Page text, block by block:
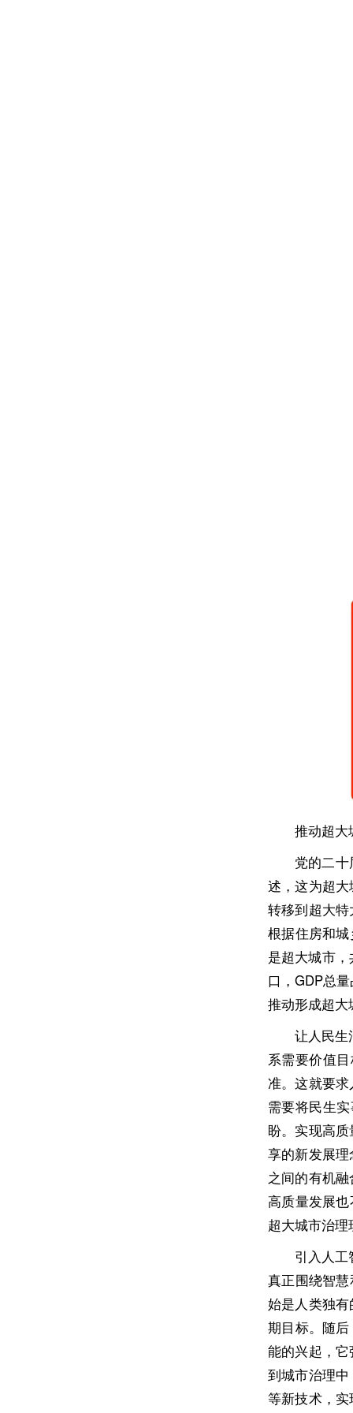
推动超大
党的二
述，这为超
转移到超大
根据住房和
是超大城市
口，GDP总
推动形成超
让人民
系需要价值
准。这就要
需要将民生
盼。实现高
享的新发展
之间的有机
高质量发展
超大城市治理
引入人
真正围绕智
始是人类独
期目标。随
能的兴起，
到城市治理
等新技术，